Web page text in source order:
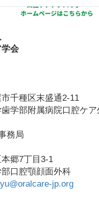
学会
千種区末盛通2-11
学部附属病院口腔ケア
務局
郷7丁目3-1
口腔顎顔面外科
jp.org